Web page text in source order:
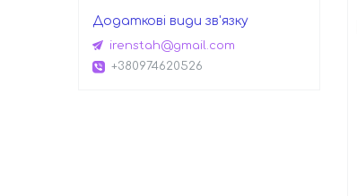
irenstah@gmail.com
+380974620526